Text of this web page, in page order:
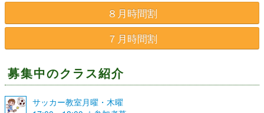
８月時間割
７月時間割
募集中のクラス紹介
サッカー教室月曜・木曜